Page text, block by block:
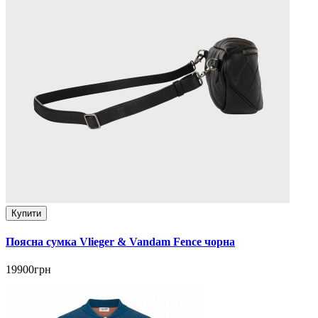
Купити
Поясна сумка Vlieger & Vandam Fence чорна
19900грн